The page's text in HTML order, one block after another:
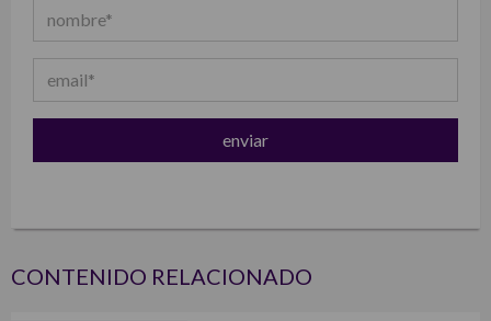
CONTENIDO RELACIONADO